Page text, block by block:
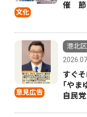
文化
催 節
意見広告
港北区
すぐ
｢やま
自民